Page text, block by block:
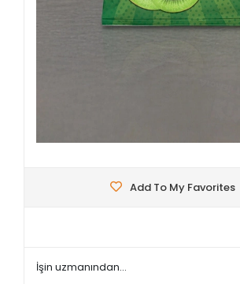
Add To My Favorites
İşin uzmanından...